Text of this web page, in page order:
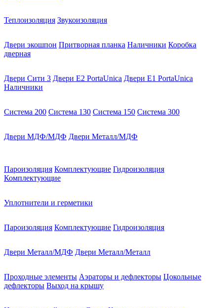
Теплоизоляция Звукоизоляция
Двери экошпон Притворная планка Наличники Коробка
дверная
Двери Сити 3 Двери E2 PortaUnica Двери E1 PortaUnica
Наличники
Система 200 Система 130 Система 150 Система 300
Двери МДФ/МДФ Двери Металл/МДФ
Пароизоляция Комплектующие Гидроизоляция
Комплектующие
Уплотнители и герметики
Пароизоляция Комплектующие Гидроизоляция
Двери Металл/МДФ Двери Металл/Металл
Проходные элементы Аэраторы и дефлекторы Цокольные
дефлекторы Выход на крышу